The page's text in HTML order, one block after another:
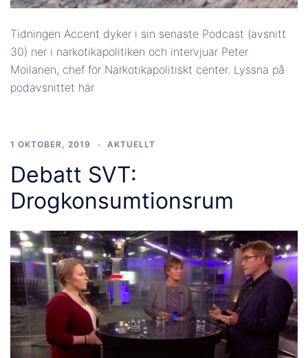
Tidningen Accent dyker i sin senaste Podcast (avsnitt
30) ner i narkotikapolitiken och intervjuar Peter
Moilanen, chef för Narkotikapolitiskt center. Lyssna på
podavsnittet här
1 OKTOBER, 2019 AKTUELLT
Debatt SVT:
Drogkonsumtionsrum